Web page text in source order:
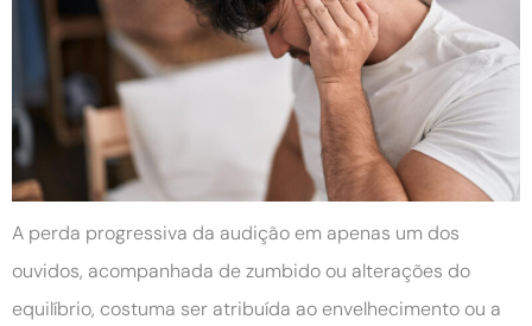
A perda progressiva da audição em apenas um dos
ouvidos, acompanhada de zumbido ou alterações do
equilíbrio, costuma ser atribuída ao envelhecimento ou a